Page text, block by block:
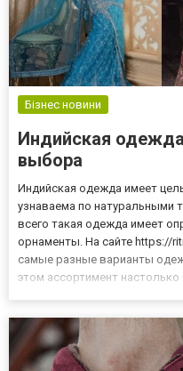
Бізнес новини
Индийская
выбора
Индийская одежда имеет
узнаваема по натуральными
всего такая одежда имеет
орнаменты. На сайте https://
самые разные варианты
этом ассортимент